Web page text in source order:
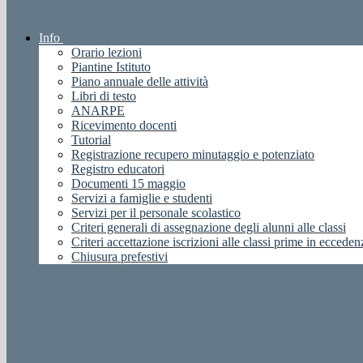
Info
Orario lezioni
Piantine Istituto
Piano annuale delle attività
Libri di testo
ANARPE
Ricevimento docenti
Tutorial
Registrazione recupero minutaggio e potenziato
Registro educatori
Documenti 15 maggio
Servizi a famiglie e studenti
Servizi per il personale scolastico
Criteri generali di assegnazione degli alunni alle classi
Criteri accettazione iscrizioni alle classi prime in
Chiusura prefestivi